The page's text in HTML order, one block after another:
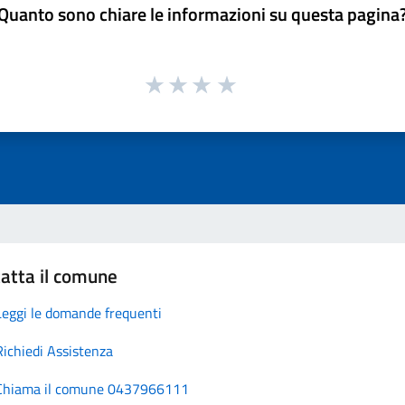
sono chiare le informazioni su questa
il comune
le domande frequenti
Assistenza
il comune 0437966111